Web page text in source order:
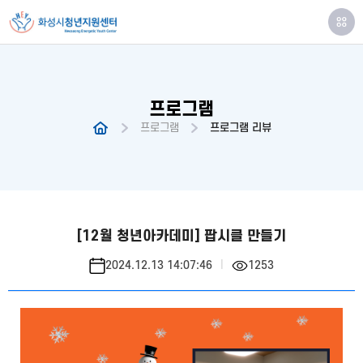
프로그램
프로그램 프로그램 리뷰
[12월 청년아카데미] 팝시클 만들기
2024.12.13 14:07:46 1253